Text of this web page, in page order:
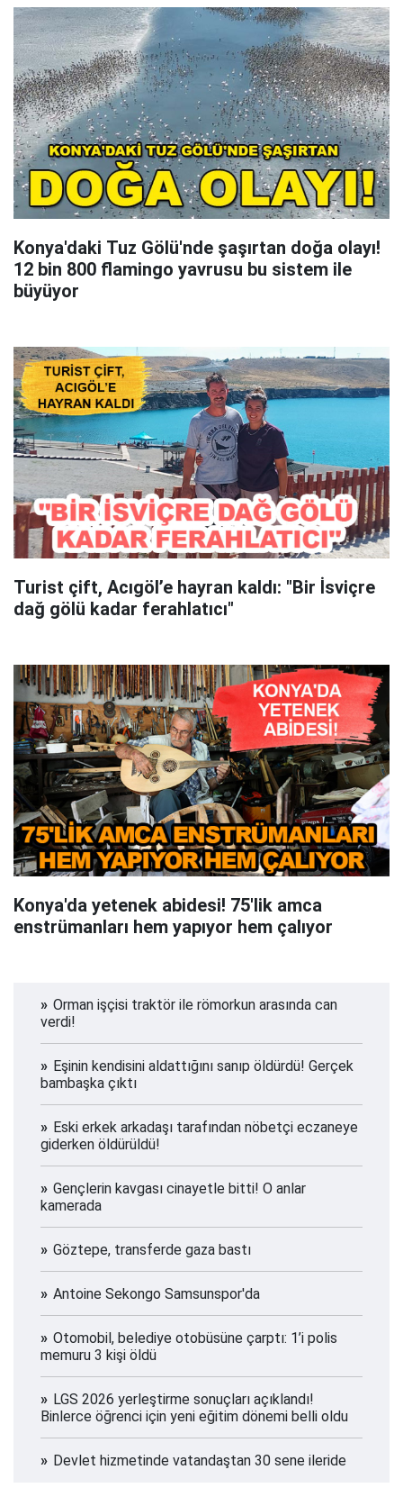
Konya'daki Tuz Gölü'nde şaşırtan doğa olayı!
12 bin 800 flamingo yavrusu bu sistem ile
büyüyor
Turist çift, Acıgöl’e hayran kaldı: "Bir İsviçre
dağ gölü kadar ferahlatıcı"
Konya'da yetenek abidesi! 75'lik amca
enstrümanları hem yapıyor hem çalıyor
Orman işçisi traktör ile römorkun arasında can
verdi!
Eşinin kendisini aldattığını sanıp öldürdü! Gerçek
bambaşka çıktı
Eski erkek arkadaşı tarafından nöbetçi eczaneye
giderken öldürüldü!
Gençlerin kavgası cinayetle bitti! O anlar
kamerada
Göztepe, transferde gaza bastı
Antoine Sekongo Samsunspor'da
Otomobil, belediye otobüsüne çarptı: 1’i polis
memuru 3 kişi öldü
LGS 2026 yerleştirme sonuçları açıklandı!
Binlerce öğrenci için yeni eğitim dönemi belli oldu
Devlet hizmetinde vatandaştan 30 sene ileride